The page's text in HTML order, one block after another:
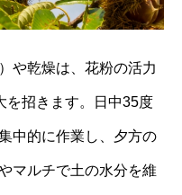
や乾燥は、花粉の活力
を招きます。日中35度
中的に作業し、夕方の
マルチで土の水分を維